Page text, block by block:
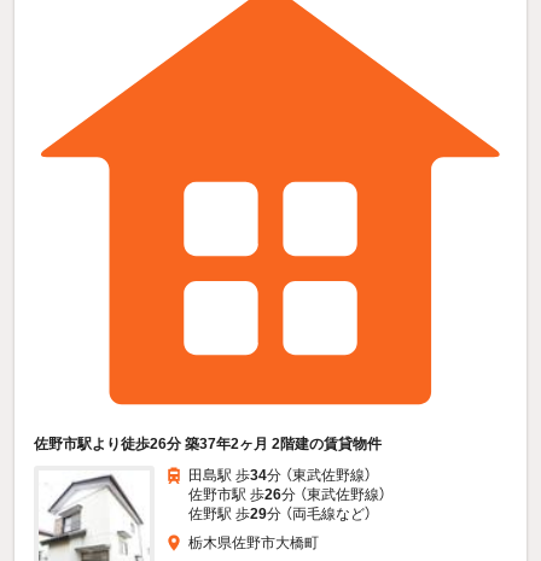
佐野市駅より徒歩26分 築37年2ヶ月 2階建の賃貸物件
田島駅 歩34分 （東武佐野線）
佐野市駅 歩26分 （東武佐野線）
佐野駅 歩29分 （両毛線など）
栃木県佐野市大橋町